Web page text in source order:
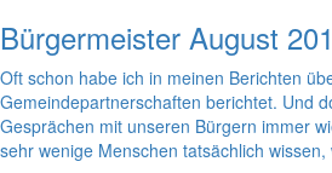
Bürgermeister August
Oft schon habe ich in meinen Berichten
Gemeindepartnerschaften berichtet. Und
Gesprächen mit unseren Bürgern immer
sehr wenige Menschen tatsächlich